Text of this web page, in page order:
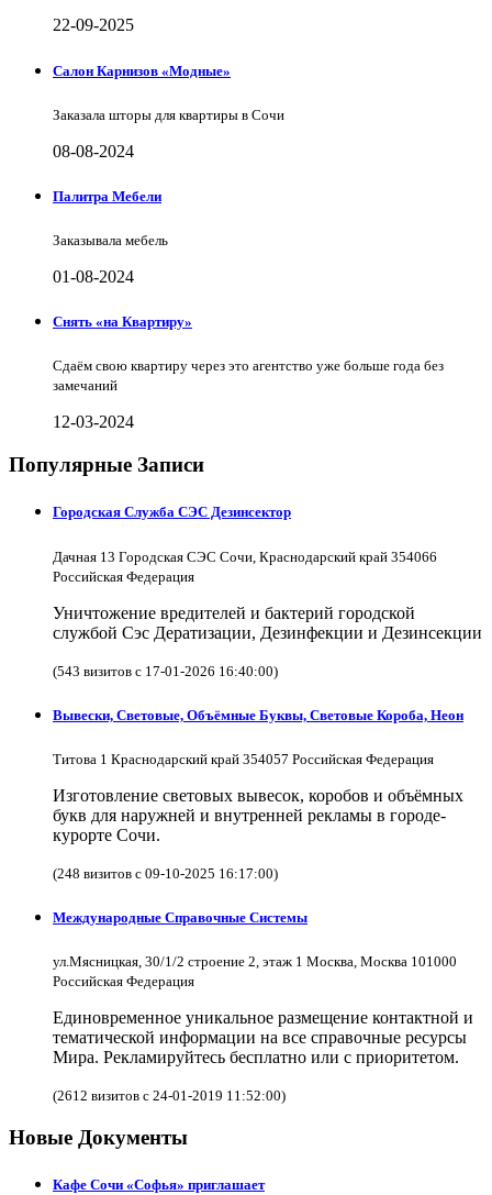
22-09-2025
Салон Карнизов «Модные»
Заказала шторы для квартиры в Сочи
08-08-2024
Палитра Мебели
Заказывала мебель
01-08-2024
Снять «на Квартиру»
Сдаём свою квартиру через это агентство уже больше года без
замечаний
12-03-2024
Популярные Записи
Городская Служба СЭС Дезинсектор
Дачная 13 Городская СЭС Сочи, Краснодарский край 354066
Российская Федерация
Уничтожение вредителей и бактерий городской
службой Сэс Дератизации, Дезинфекции и Дезинсекции
(543 визитов с 17-01-2026 16:40:00)
Вывески, Световые, Объёмные Буквы, Световые Короба, Неон
Титова 1 Краснодарский край 354057 Российская Федерация
Изготовление световых вывесок, коробов и объёмных
букв для наружней и внутренней рекламы в городе-
курорте Сочи.
(248 визитов с 09-10-2025 16:17:00)
Международные Справочные Системы
ул.Мясницкая, 30/1/2 строение 2, этаж 1 Москва, Москва 101000
Российская Федерация
Единовременное уникальное размещение контактной и
тематической информации на все справочные ресурсы
Мира. Рекламируйтесь бесплатно или с приоритетом.
(2612 визитов с 24-01-2019 11:52:00)
Новые Документы
Кафе Сочи «Софья» приглашает